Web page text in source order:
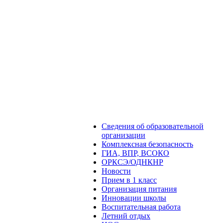
Сведения об образовательной
организации
Комплексная безопасность
ГИА, ВПР, ВСОКО
ОРКСЭ/ОДНКНР
Новости
Прием в 1 класс
Организация питания
Инновации школы
Воспитательная работа
Летний отдых